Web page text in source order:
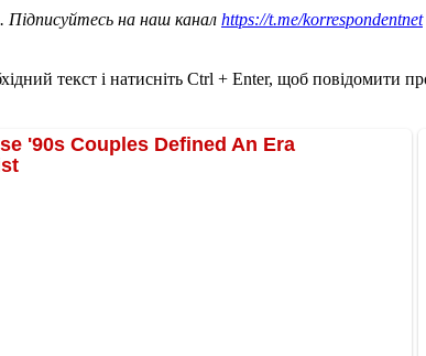
Підписуйтесь на наш канал https://t.me/korrespondentnet
текст і натисніть Ctrl + Enter, щоб повідомити